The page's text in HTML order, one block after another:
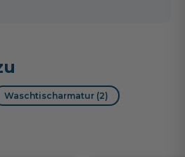
Waschtischarmatur (2)